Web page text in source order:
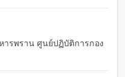
ารพราน ศูนย์ปฏิบัติการกอง